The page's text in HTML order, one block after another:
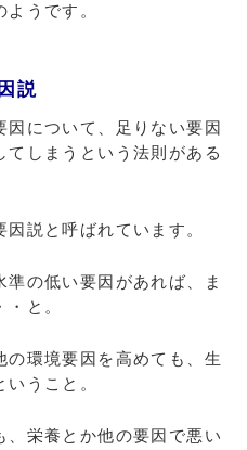
うです。
説
について、足りない要因
てしまうという法則がある
説と呼ばれています。
の低い要因があれば、ま
と。
の環境要因を高めても、生
うこと。
、栄養とか他の要因で悪い